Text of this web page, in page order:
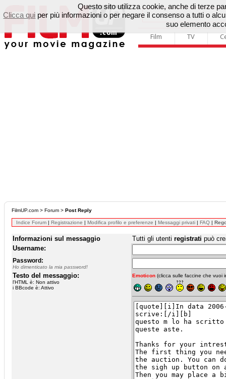
Film TV
FilmUP.com > Forum > Post Reply
Indice Forum | Registrazione | Modifica profilo e preferenze | Messaggi privati | FAQ |
Informazioni sul messaggio Tutti gli utenti registrati può
Username:
Password:
Ho dimenticato la mia password!
Testo del messaggio:
l'HTML è: Non attivo
i BBcode è: Attivo
Emoticon (clicca sulle faccine che vuoi
Questo sito utilizza cookie, anche di terze
Clicca qui per più informazioni o per negare il consenso a tutti o
suo elemento